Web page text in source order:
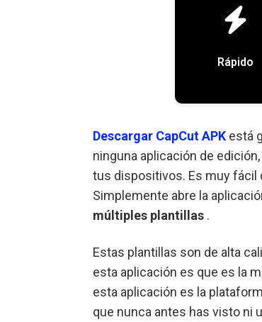
Rápido
Descargar CapCut APK está
ninguna aplicación de
tus dispositivos. Es muy fácil
Simplemente abre la
múltiples plantillas .
Estas plantillas son de alta
esta aplicación es que es la
esta aplicación es la
que nunca antes has visto ni